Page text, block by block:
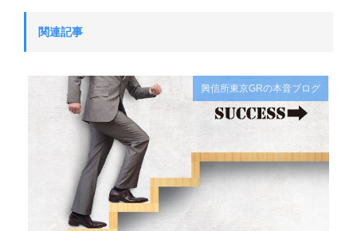
関連記事
興信所東京GRの本音ブログ